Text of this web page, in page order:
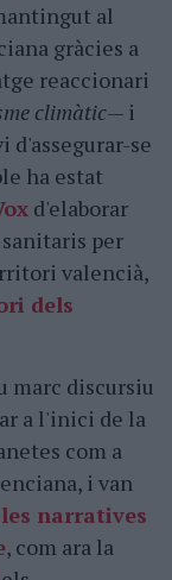
al
gràcies a
reaccionari
climàtic— i
d'assegurar-se
ha estat
d'elaborar
per
valencià,
dels
marc discursiu
a l'inici de la
com a
i van
narratives
, com ara la